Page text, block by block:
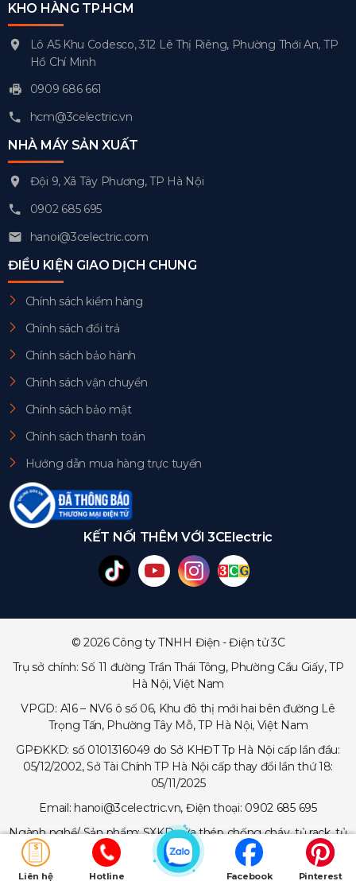
Liên hệ Hotline Facebook Pinterest
KHO HÀNG TP.HCM
Lô A5 Khu Codesco, 312 Lê Thị Riêng, Phường Thới An, TP
Hồ Chí Minh
0909 686 661
hcm@3celectric.vn
NHÀ MÁY SẢN XUẤT
Đội 9, Xã Tây Phương, TP Hà Nội
0902 685 695
hanoi@3celectric.com
ĐIỀU KIỆN GIAO DỊCH CHUNG
Chính sách kiểm hàng
Chính sách đổi trả
Chính sách bảo hành
Chính sách vận chuyển
Chính sách bảo mật
Chính sách thanh toán
Hướng dẫn mua hàng trực tuyến
KẾT NỐI THÊM VỚI 3CElectric
© 2026 Công ty TNHH Điện - Điện tử 3C
Trụ sở chính: Số 11 đường Trần Thái Tông, Phường Cầu Giấy, TP
Hà Nội, Việt Nam
VPGD: A16 – NV6 ô số 06, Khu đô thị mới hai bên đường Lê
Trọng Tấn, Phường Tây Mỗ, TP Hà Nội, Việt Nam
GPĐKKD: số 0101316049 do Sở KHĐT Tp Hà Nội cấp lần đầu:
05/12/2002, Sở Tài Chính TP Hà Nội cấp thay đổi lần thứ 18:
05/11/2025
Email: hanoi@3celectric.vn, Điện thoại: 0902 685 695
Ngành nghề/ Sản phẩm: SXKD cửa thép chống cháy, tủ rack, tủ
trạm viễn thông, tủ điện, thang cáp - máng cáp...